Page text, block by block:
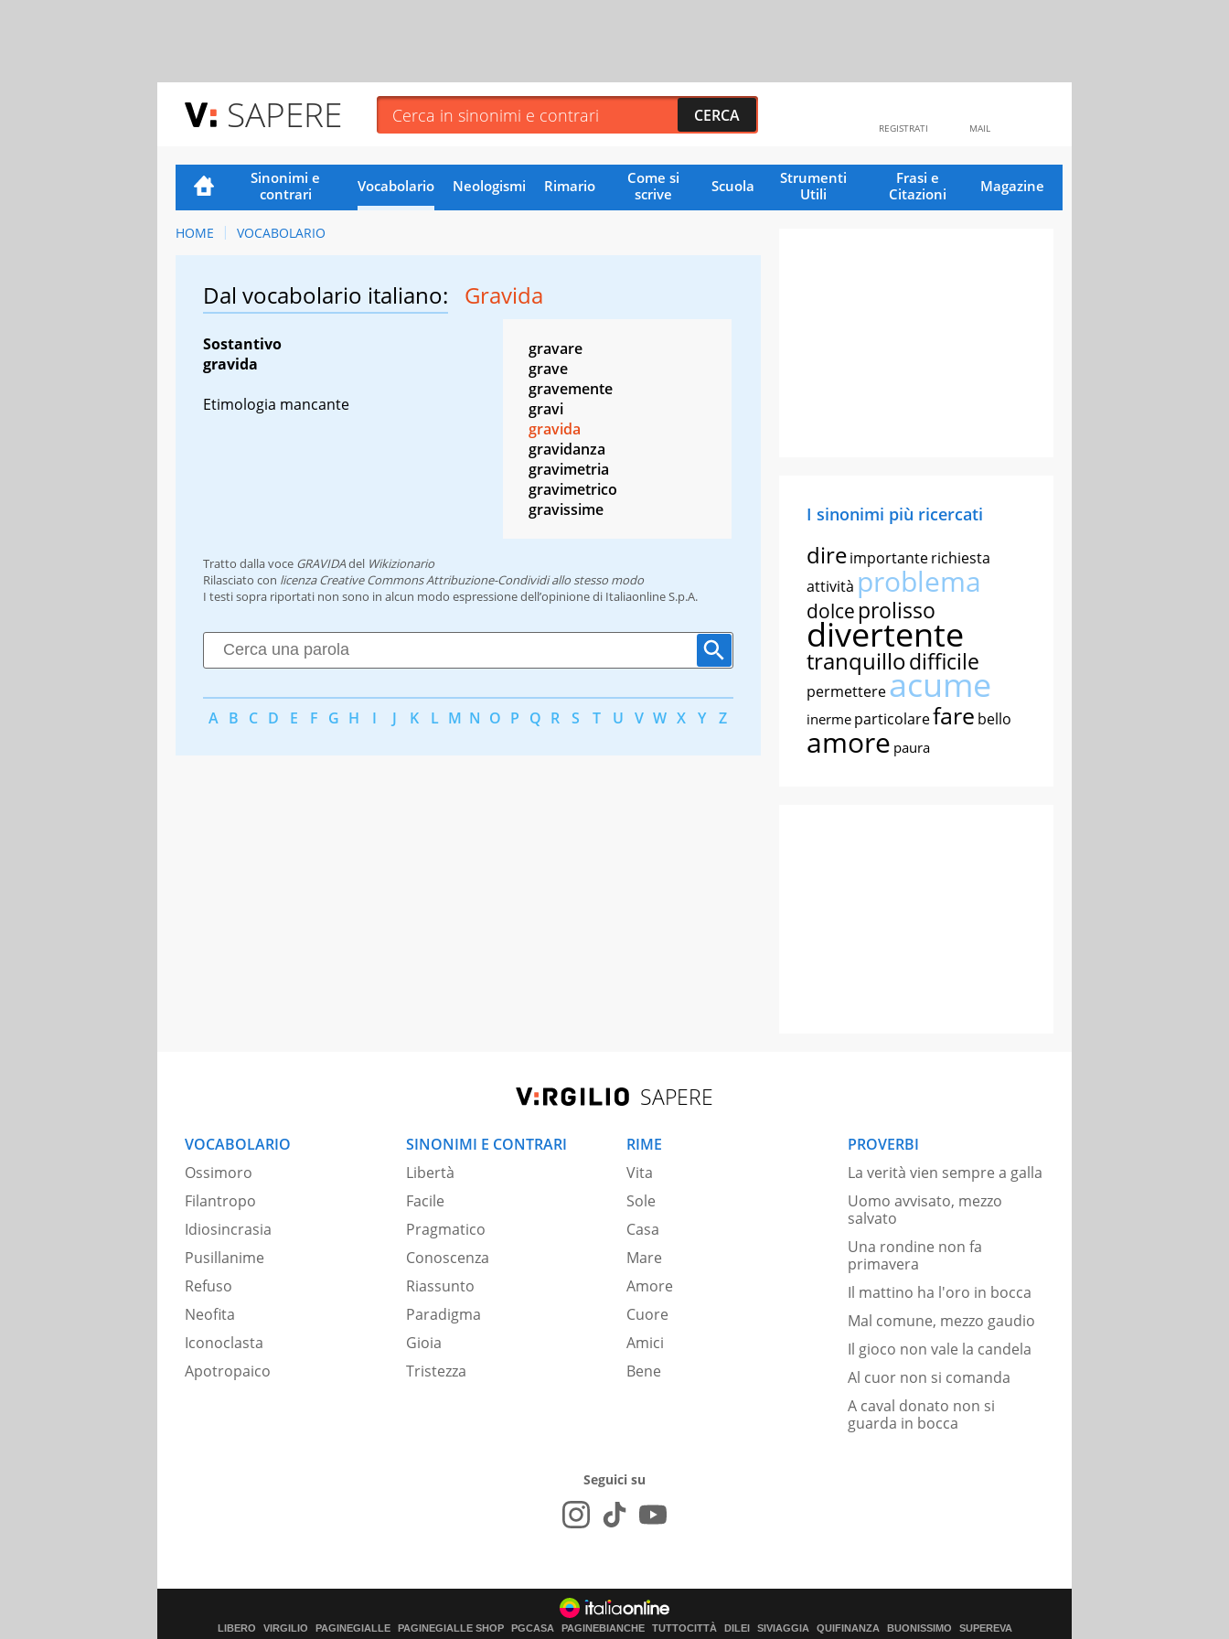
SAPERE MAIL
REGISTRATI
Sinonimi e
contrari
Vocabolario Neologismi Rimario
Come si
scrive
Scuola
Strumenti
Utili
Frasi e
Citazioni
Magazine
HOME VOCABOLARIO
Dal vocabolario italiano: Gravida
Sostantivo
gravida
Etimologia mancante
gravare
grave
gravemente
gravi
gravida
gravidanza
gravimetria
gravimetrico
gravissime
Tratto dalla voce GRAVIDAdel Wikizionario
Rilasciato con licenza Creative Commons Attribuzione-Condividi allo stesso modo
I testi sopra riportati non sono in alcun modo espressione dell’opinione di Italiaonline S.p.A.
A B C D E F G H I J K L M N O P Q R S T U V W X Y Z
I sinonimi più ricercati
direimportanterichiesta
attività problema
dolce prolisso
divertente
tranquillodifficile
permettereacume
inerme particolarefare bello
amore paura
SAPERE
VOCABOLARIO
Ossimoro
Filantropo
Idiosincrasia
Pusillanime
Refuso
Neofita
Iconoclasta
Apotropaico
SINONIMI E CONTRARI
Libertà
Facile
Pragmatico
Conoscenza
Riassunto
Paradigma
Gioia
Tristezza
RIME
Vita
Sole
Casa
Mare
Amore
Cuore
Amici
Bene
PROVERBI
La verità vien sempre a galla
Uomo avvisato, mezzo
salvato
Una rondine non fa
primavera
Il mattino ha l'oro in bocca
Mal comune, mezzo gaudio
Il gioco non vale la candela
Al cuor non si comanda
A caval donato non si
guarda in bocca
Seguici su
LIBERO VIRGILIO PAGINEGIALLE PAGINEGIALLE SHOP PGCASA PAGINEBIANCHE TUTTOCITTÀ DILEI SIVIAGGIA QUIFINANZA BUONISSIMO SUPEREVA